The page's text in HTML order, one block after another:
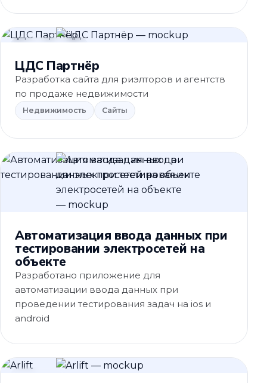
ЦДС Партнёр
Разработка сайта для риэлторов и агентств
по продаже недвижимости
Недвижимость Сайты
Автоматизация ввода данных при
тестировании электросетей на
объекте
Разработано приложение для
автоматизации ввода данных при
проведении тестирования задач на ios и
android